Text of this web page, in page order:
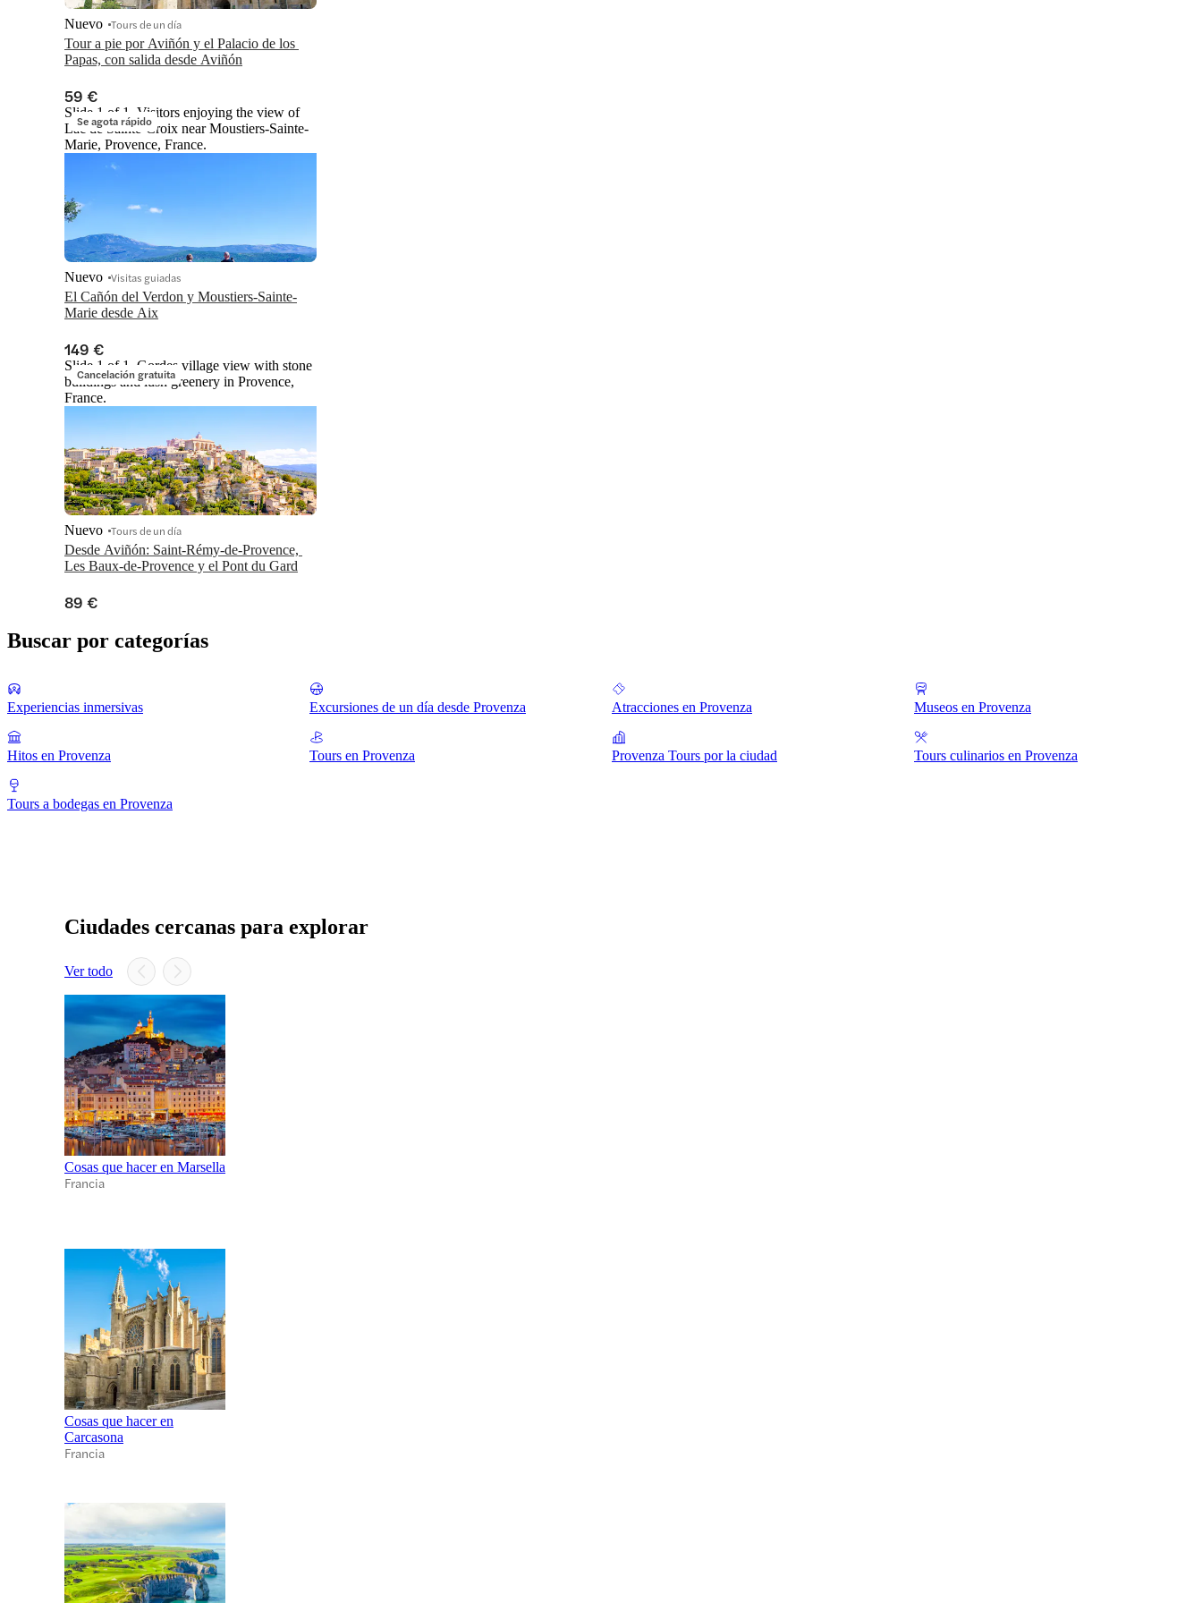
Tour a pie por Aviñón y el Palacio de los
Papas, con salida desde Aviñón
Nuevo Tours de un día
59 €
Se agota rápido
Slide 1 of 1, Visitors enjoying the view of
Lac de Sainte-Croix near Moustiers-Sainte-
Marie, Provence, France.
El Cañón del Verdon y Moustiers-Sainte-
Marie desde Aix
Nuevo Visitas guiadas
149 €
Cancelación gratuita
Slide 1 of 1, Gordes village view with stone
buildings and lush greenery in Provence,
France.
Desde Aviñón: Saint-Rémy-de-Provence,
Les Baux-de-Provence y el Pont du Gard
Nuevo Tours de un día
89 €
Buscar por categorías
Experiencias inmersivas Excursiones de un día desde Provenza Atracciones en Provenza Museos en Provenza
Hitos en Provenza Tours en Provenza Provenza Tours por la ciudad Tours culinarios en Provenza
Tours a bodegas en Provenza
Ciudades cercanas para explorar
Ver todo
Cosas que hacer en Marsella
Francia
Cosas que hacer en
Carcasona
Francia